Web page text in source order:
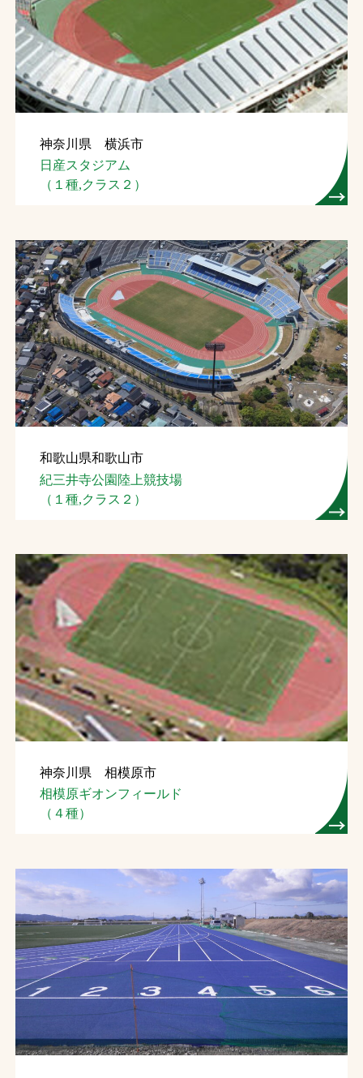
文字の見えづらさや操作にお困りの方へ
神奈川県 横浜市
日産スタジアム
（１種,クラス２）
和歌山県和歌山市
紀三井寺公園陸上競技場
（１種,クラス２）
神奈川県 相模原市
相模原ギオンフィールド
（４種）